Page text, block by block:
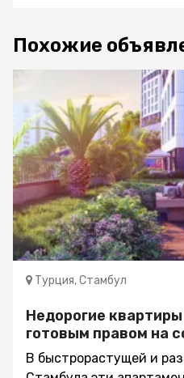
Похожие
Турция, Стамбул
Недорогие
готовым правом на
В быстрорастущей и